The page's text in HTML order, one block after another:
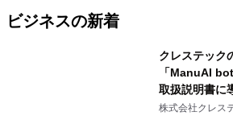
ビジネスの新着
クレステック
「ManuAI
取扱説明書に
株式会社クレス